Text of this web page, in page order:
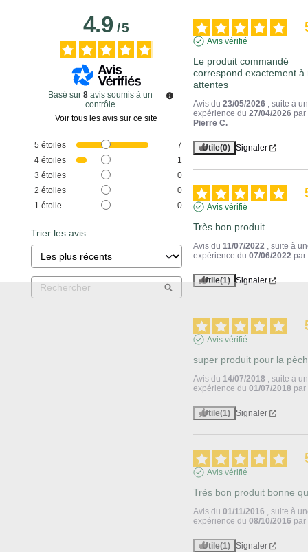
4.9/5
Basé sur 8 avis soumis à un
contrôle
Voir tous les avis sur ce site
5 étoiles
7
4 étoiles
1
3 étoiles
0
2 étoiles
0
1 étoile 0
Trier les avis
Avis vérifié
Le produit commandé
correspond exactement à
attentes
Avis du23/05/2026 , suite à
expérience du27/04/2026 par
Pierre C.
Utile(0) Signaler
Avis vérifié
Très bon produit
Avis du11/07/2022 , suite à
expérience du07/06/2022 par
Utile(1) Signaler
Avis vérifié
super produit pour la
Avis du 14/07/2018 , suite à
expérience du01/07/2018 par
Utile(1) Signaler
Avis vérifié
Très bon produit bonne
Avis du01/11/2016 , suite à
expérience du08/10/2016 par
Utile(1) Signaler